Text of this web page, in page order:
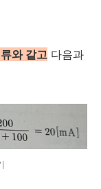
와 같고 다음과